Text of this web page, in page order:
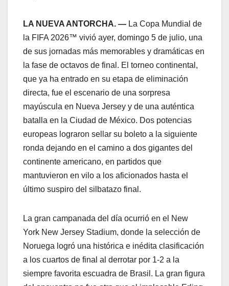
LA NUEVA ANTORCHA. — La Copa Mundial de
la FIFA 2026™ vivió ayer, domingo 5 de julio, una
de sus jornadas más memorables y dramáticas en
la fase de octavos de final. El torneo continental,
que ya ha entrado en su etapa de eliminación
directa, fue el escenario de una sorpresa
mayúscula en Nueva Jersey y de una auténtica
batalla en la Ciudad de México. Dos potencias
europeas lograron sellar su boleto a la siguiente
ronda dejando en el camino a dos gigantes del
continente americano, en partidos que
mantuvieron en vilo a los aficionados hasta el
último suspiro del silbatazo final.
​La gran campanada del día ocurrió en el New
York New Jersey Stadium, donde la selección de
Noruega logró una histórica e inédita clasificación
a los cuartos de final al derrotar por 1-2 a la
siempre favorita escuadra de Brasil. La gran figura